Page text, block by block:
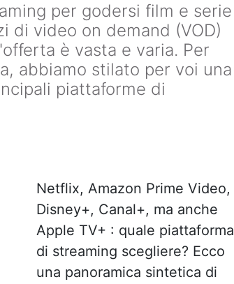
per godersi film e serie
di video on demand (VOD)
è vasta e varia. Per
abbiamo stilato per voi una
piattaforme di
Netflix, Amazon Prime Video,
Disney+, Canal+, ma anche
Apple TV+ : quale piattaforma
di streaming scegliere? Ecco
una panoramica sintetica di